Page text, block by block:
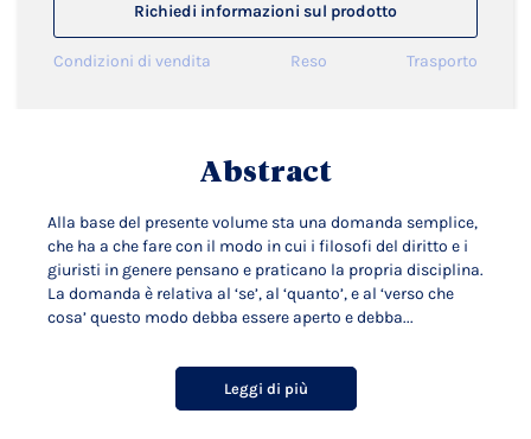
Richiedi informazioni sul prodotto
Condizioni di vendita Reso Trasporto
Abstract
Alla base del presente volume sta una domanda semplice,
che ha a che fare con il modo in cui i filosofi del diritto e i
giuristi in genere pensano e praticano la propria disciplina.
La domanda è relativa al ‘se’, al ‘quanto’, e al ‘verso che
cosa’ questo modo debba essere aperto e debba...
Leggi di più